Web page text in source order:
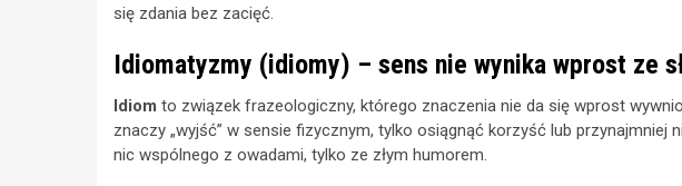
się zdania bez zacięć.
Idiomatyzmy (idiomy) – sens nie wynika wprost ze
Idiom to związek frazeologiczny, którego znaczenia nie da się wprost
znaczy „wyjść” w sensie fizycznym, tylko osiągnąć korzyść lub przynajmniej
nic wspólnego z owadami, tylko ze złym humorem.